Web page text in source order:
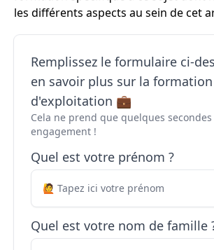
les différents aspects au sein de cet
Remplissez le formulaire ci-
en savoir plus sur la
d'exploitation 💼
Cela ne prend que quelques secondes
engagement !
Quel est votre prénom ?
Quel est votre nom de famille